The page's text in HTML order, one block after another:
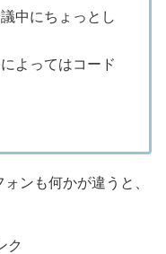
中にちょっとし
よってはコード
ンも何かが違うと、
ク